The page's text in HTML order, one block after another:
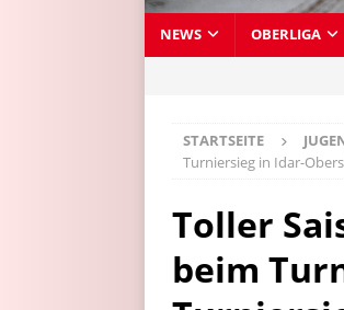
NEWS OBERLIGA
STARTSEITE
Turniersieg in Idar-
Toller
beim